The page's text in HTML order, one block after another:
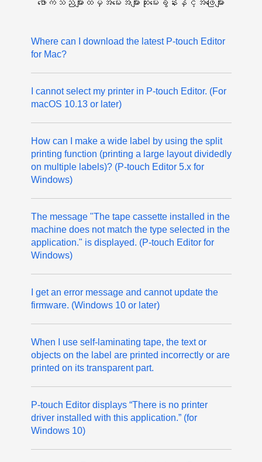
ဖောက်သည်များထံမှအမေးအများဆုံးမေးခွန်းနှင့်အဖြေများ
Where can I download the latest P-touch Editor
for Mac?
I cannot select my printer in P-touch Editor. (For
macOS 10.13 or later)
How can I make a wide label by using the split
printing function (printing a large layout dividedly
on multiple labels)? (P-touch Editor 5.x for
Windows)
The message "The tape cassette installed in the
machine does not match the type selected in the
application." is displayed. (P-touch Editor for
Windows)
I get an error message and cannot update the
firmware. (Windows 10 or later)
When I use self-laminating tape, the text or
objects on the label are printed incorrectly or are
printed on its transparent part.
P-touch Editor displays “There is no printer
driver installed with this application.” (for
Windows 10)